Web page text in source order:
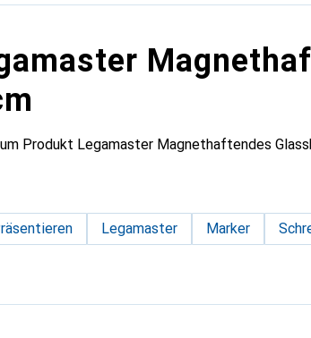
Produkt Legamaster Magnethaftendes
Legamaster Marker